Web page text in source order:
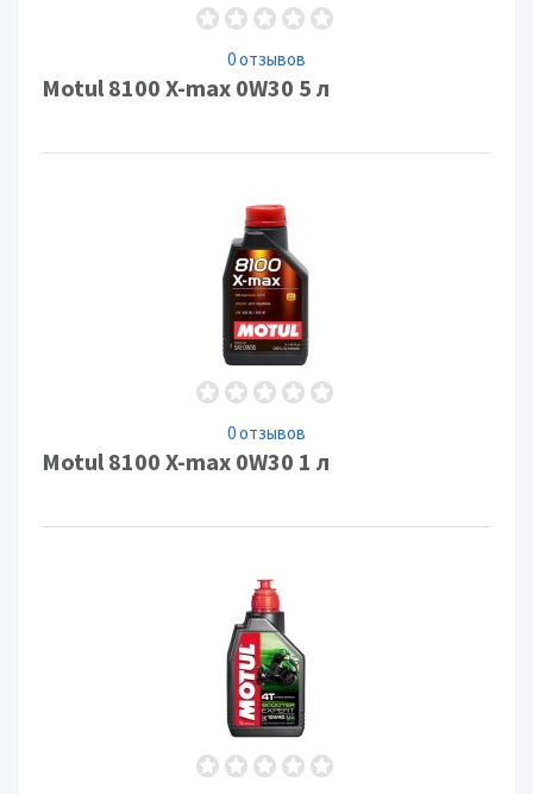
0 отзывов
Motul 8100 X-max 0W30 5 л
0 отзывов
Motul 8100 X-max 0W30 1 л